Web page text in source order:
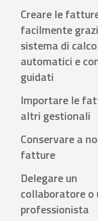
Creare le
facilmente
sistema di
automatici e
guidati
Importare le
altri gestionali
Conservare a
fatture
Delegare un
collaboratore o
professionista